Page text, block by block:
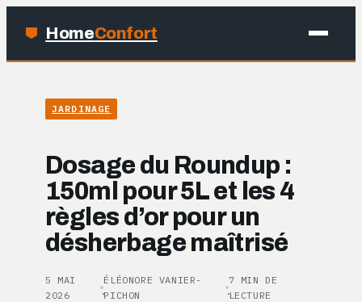
HomeConfort
JARDINAGE
DÉCO
JARDINAGE
Dosage du Roundup :
150ml pour 5L et les 4
règles d’or pour un
désherbage maîtrisé
5 MAI
2026
·
ÉLÉONORE VANIER-
PICHON
·
7 MIN DE
LECTURE